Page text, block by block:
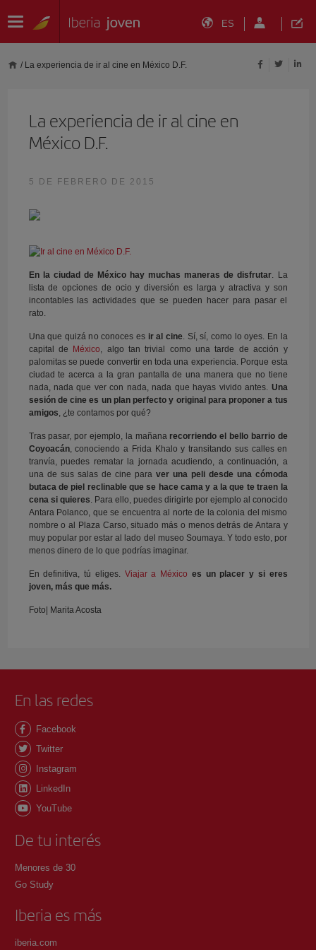
ES
/ La experiencia de ir al cine en México D.F.
La experiencia de ir al cine en
México D.F.
5 DE FEBRERO DE 2015
En la ciudad de México hay muchas maneras de disfrutar. La
lista de opciones de ocio y diversión es larga y atractiva y son
incontables las actividades que se pueden hacer para pasar el
rato.
Una que quizá no conoces esir al cine. Sí, sí, como lo oyes. En la
capital de
México, algo tan trivial como una tarde de acción y
palomitas se puede convertir en toda una experiencia. Porque esta
ciudad te acerca a la gran pantalla de una manera que no tiene
nada, nada que ver con nada, nada que hayas vivido antes. Una
sesión de cine es un plan perfecto y original para proponer a tus
amigos, ¿te contamos por qué?
Tras pasar, por ejemplo, la mañana recorriendo el bello barrio de
Coyoacán, conociendo a Frida Khalo y transitando sus calles en
tranvía, puedes rematar la jornada acudiendo, a continuación, a
una de sus salas de cine para ver una peli desde una cómoda
butaca de piel reclinable que se hace cama y a la que te traen la
cena si quieres. Para ello, puedes dirigirte por ejemplo al conocido
Antara Polanco, que se encuentra al norte de la colonia del mismo
nombre o al Plaza Carso, situado más o menos detrás de Antara y
muy popular por estar al lado del museo Soumaya. Y todo esto, por
menos dinero de lo que podrías imaginar.
En definitiva, tú eliges. Viajar a México es un placer y si eres
joven, más que más.
Foto| Marita Acosta
En las redes
Facebook
Twitter
Instagram
LinkedIn
YouTube
De tu interés
Menores de 30
Go Study
Iberia es más
iberia.com